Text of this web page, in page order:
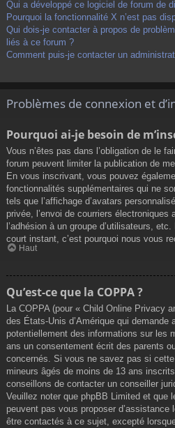
Qui a développé ce logiciel de forum de
Pourquoi la fonctionnalité X n’est pas
Qui dois-je contacter à propos de
liés à ce forum ?
Comment puis-je contacter un
Problèmes de connexion et
Pourquoi ai-je besoin de
Vous n’êtes pas dans l’obligation de le
forum peuvent limiter la publication de
En vous inscrivant, vous pouvez
fonctionnalités supplémentaires qui ne
tels que l’affichage d’avatars
privée, l’envoi de courriers électroniques
l’adhésion à un groupe d’utilisateurs,
court instant, c’est pourquoi nous vous
Haut
Qu’est-ce que la COPPA ?
La COPPA (pour « Child Online Privacy
des États-Unis d’Amérique qui
potentiellement des informations sur les
ans un consentement écrit des parents
concernés. Si vous ne savez pas si cette
mineurs âgés de moins de 13 ans
conseillons de contacter un conseiller
Veuillez noter que phpBB Limited et que
peuvent pas vous proposer d’assistance
être contactés à ce sujet, excepté